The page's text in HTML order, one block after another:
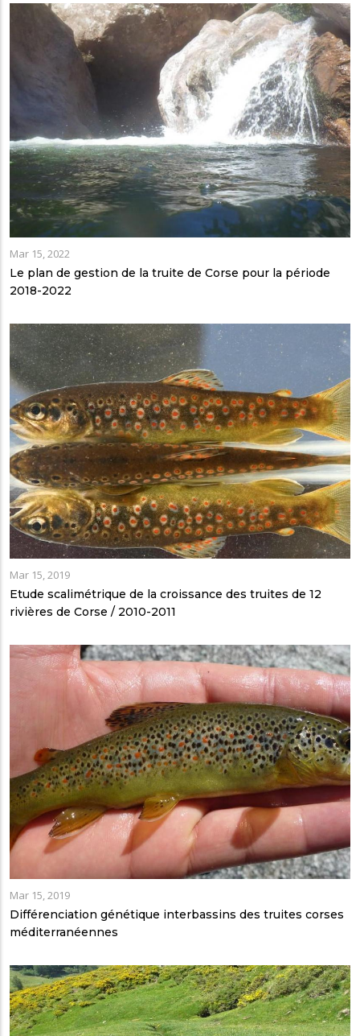
Mar 15, 2022
Le plan de gestion de la truite de Corse pour la période
2018-2022
Mar 15, 2019
Etude scalimétrique de la croissance des truites de 12
rivières de Corse / 2010-2011
Mar 15, 2019
Différenciation génétique interbassins des truites corses
méditerranéennes